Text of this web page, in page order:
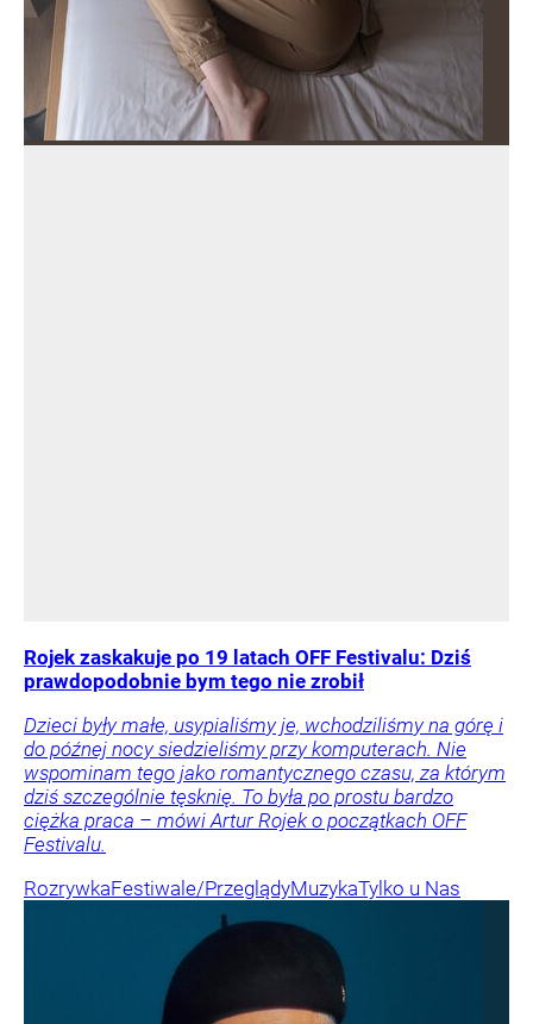
Rojek zaskakuje po 19 latach OFF Festivalu: Dziś
prawdopodobnie bym tego nie zrobił
Dzieci były małe, usypialiśmy je, wchodziliśmy na górę i
do późnej nocy siedzieliśmy przy komputerach. Nie
wspominam tego jako romantycznego czasu, za którym
dziś szczególnie tęsknię. To była po prostu bardzo
ciężka praca – mówi Artur Rojek o początkach OFF
Festivalu.
RozrywkaFestiwale/PrzeglądyMuzykaTylko u Nas